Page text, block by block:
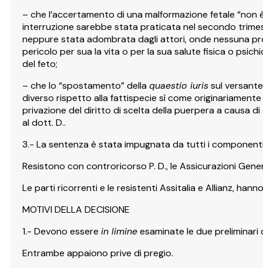
– che l’accertamento di una malformazione fetale
interruzione sarebbe stata praticata nel secondo
neppure stata adombrata dagli attori, onde nessuna
pericolo per sua la vita o per la sua salute fisica o
del feto;
– che lo “spostamento” dellaquaestio iurissul
diverso rispetto alla fattispecie sì come
privazione del diritto di scelta della puerpera a causa
al dott. D..
3.- La sentenza è stata impugnata da tutti i
Resistono con controricorso P. D., le Assicurazioni
Le parti ricorrenti e le resistenti Assitalia e Allianz,
MOTIVI DELLA DECISIONE
1.- Devono essere in limineesaminate le due
Entrambe appaiono prive di pregio.